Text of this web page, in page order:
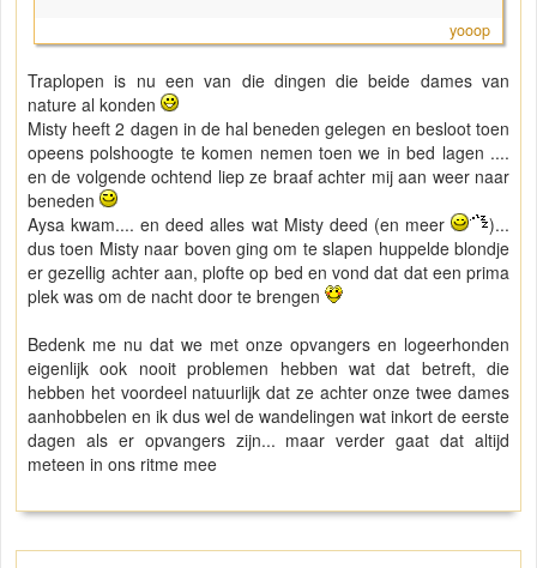
yooop
Traplopen is nu een van die dingen die beide dames van
nature al konden
Misty heeft 2 dagen in de hal beneden gelegen en besloot toen
opeens polshoogte te komen nemen toen we in bed lagen ....
en de volgende ochtend liep ze braaf achter mij aan weer naar
beneden
Aysa kwam.... en deed alles wat Misty deed (en meer
)...
dus toen Misty naar boven ging om te slapen huppelde blondje
er gezellig achter aan, plofte op bed en vond dat dat een prima
plek was om de nacht door te brengen
Bedenk me nu dat we met onze opvangers en logeerhonden
eigenlijk ook nooit problemen hebben wat dat betreft, die
hebben het voordeel natuurlijk dat ze achter onze twee dames
aanhobbelen en ik dus wel de wandelingen wat inkort de eerste
dagen als er opvangers zijn... maar verder gaat dat altijd
meteen in ons ritme mee